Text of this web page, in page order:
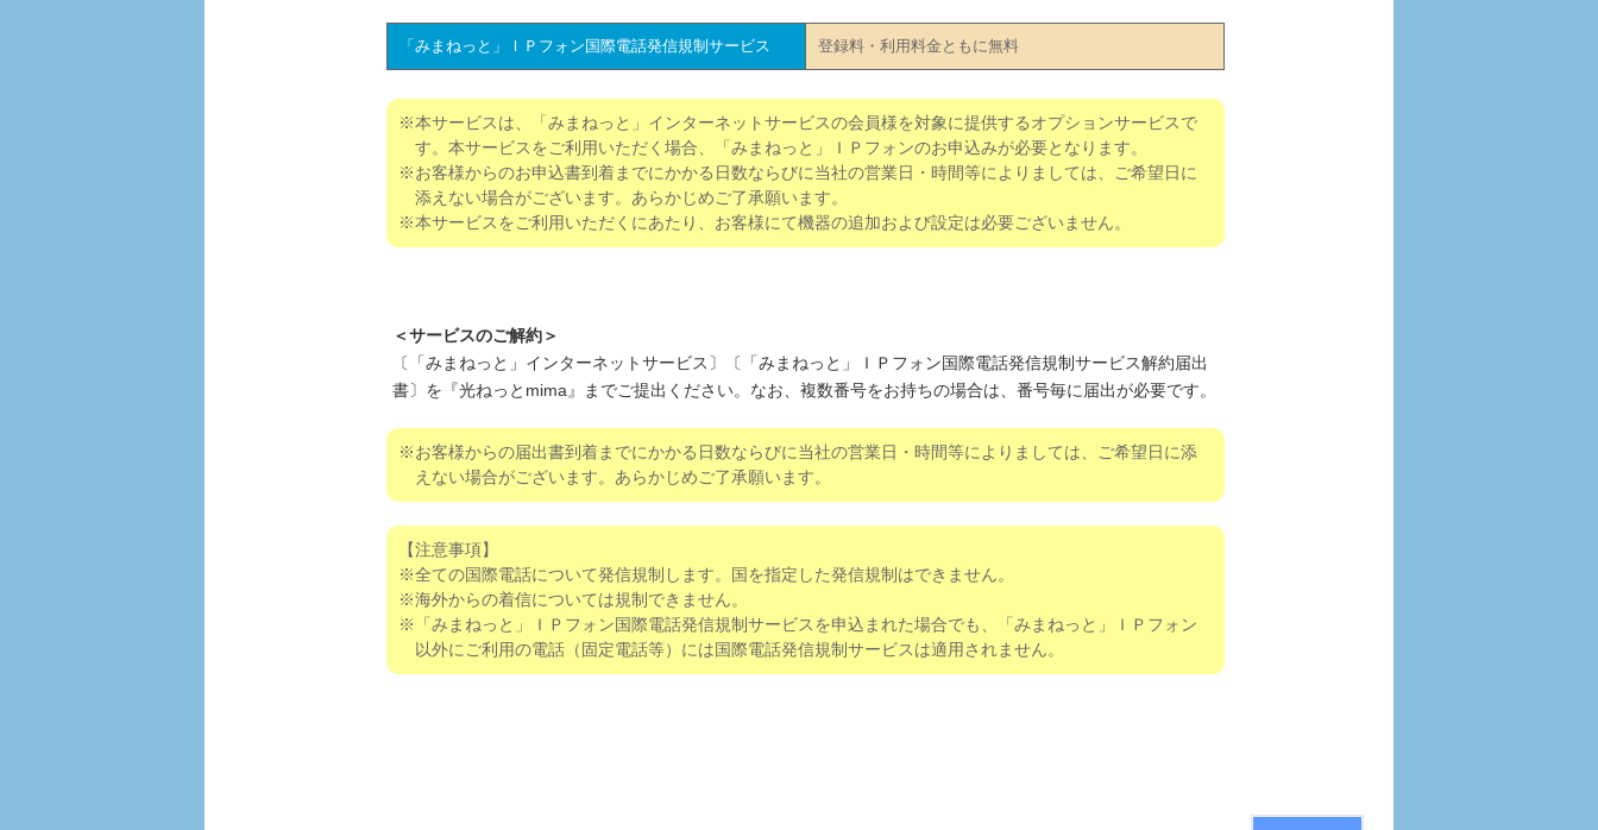
「みまねっと」ＩＰフォン国際電話発信規制サービス 登録料・利用料金ともに無料
※本サービスは、「みまねっと」インターネットサービスの会員様を対象に提供するオプションサービスで
す。本サービスをご利用いただく場合、「みまねっと」ＩＰフォンのお申込みが必要となります。
※お客様からのお申込書到着までにかかる日数ならびに当社の営業日・時間等によりましては、ご希望日に
添えない場合がございます。あらかじめご了承願います。
※本サービスをご利用いただくにあたり、お客様にて機器の追加および設定は必要ございません。
＜サービスのご解約＞
〔「みまねっと」インターネットサービス〕〔「みまねっと」ＩＰフォン国際電話発信規制サービス解約届出
書〕を『光ねっとmima』までご提出ください。なお、複数番号をお持ちの場合は、番号毎に届出が必要です。
※お客様からの届出書到着までにかかる日数ならびに当社の営業日・時間等によりましては、ご希望日に添
えない場合がございます。あらかじめご了承願います。
【注意事項】
※全ての国際電話について発信規制します。国を指定した発信規制はできません。
※海外からの着信については規制できません。
※「みまねっと」ＩＰフォン国際電話発信規制サービスを申込まれた場合でも、「みまねっと」ＩＰフォン
以外にご利用の電話（固定電話等）には国際電話発信規制サービスは適用されません。